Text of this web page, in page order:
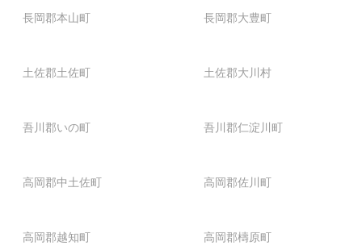
長岡郡本山町 長岡郡大豊町
土佐郡土佐町 土佐郡大川村
吾川郡いの町 吾川郡仁淀川町
高岡郡中土佐町 高岡郡佐川町
高岡郡越知町 高岡郡檮原町